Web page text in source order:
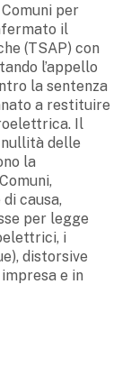
per
il
(TSAP) con
l’appello
la sentenza
a restituire
Il
delle
la
causa,
per legge
i
distorsive
e in